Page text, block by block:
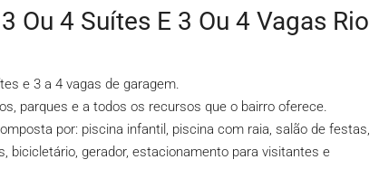
Ou 4 Suítes E 3 Ou 4 Vagas Rio
e 3 a 4 vagas de garagem.
parques e a todos os recursos que o bairro oferece.
por: piscina infantil, piscina com raia, salão de festas,
bicicletário, gerador, estacionamento para visitantes e